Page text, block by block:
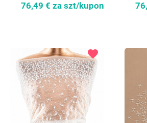
76,49 € za szt/kupon
favorite